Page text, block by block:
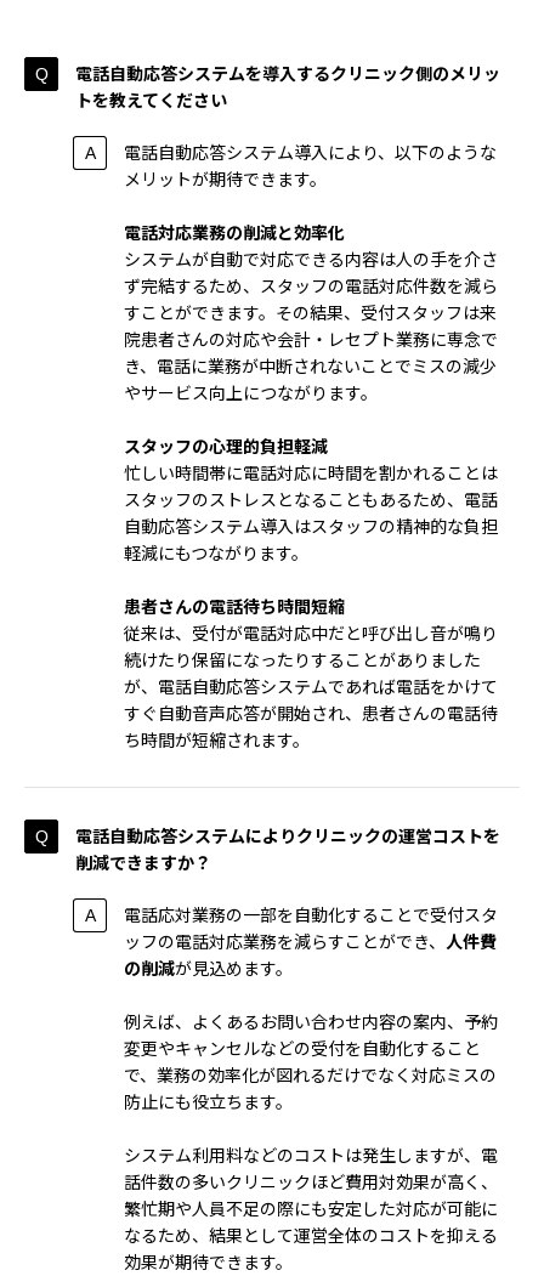
電話自動応答システムを導入するクリニック側のメリッ
トを教えてください
電話自動応答システム導入により、以下のような
メリットが期待できます。
電話対応業務の削減と効率化
システムが自動で対応できる内容は人の手を介さ
ず完結するため、スタッフの電話対応件数を減ら
すことができます。その結果、受付スタッフは来
院患者さんの対応や会計・レセプト業務に専念で
き、電話に業務が中断されないことでミスの減少
やサービス向上につながります。
スタッフの心理的負担軽減
忙しい時間帯に電話対応に時間を割かれることは
スタッフのストレスとなることもあるため、電話
自動応答システム導入はスタッフの精神的な負担
軽減にもつながります。
患者さんの電話待ち時間短縮
従来は、受付が電話対応中だと呼び出し音が鳴り
続けたり保留になったりすることがありました
が、電話自動応答システムであれば電話をかけて
すぐ自動音声応答が開始され、患者さんの電話待
ち時間が短縮されます。
電話自動応答システムによりクリニックの運営コストを
削減できますか？
電話応対業務の一部を自動化することで受付スタ
ッフの電話対応業務を減らすことができ、 人件費
の削減が見込めます。
例えば、よくあるお問い合わせ内容の案内、予約
変更やキャンセルなどの受付を自動化すること
で、業務の効率化が図れるだけでなく対応ミスの
防止にも役立ちます。
システム利用料などのコストは発生しますが、電
話件数の多いクリニックほど費用対効果が高く、
繁忙期や人員不足の際にも安定した対応が可能に
なるため、結果として運営全体のコストを抑える
効果が期待できます。